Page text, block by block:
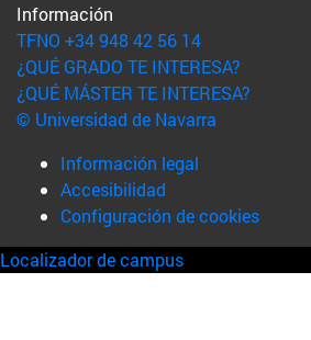
Información
TFNO +34 948 42 56 14
¿QUÉ GRADO TE INTERESA?
¿QUÉ MÁSTER TE INTERESA?
© Universidad de Navarra
Información legal
Accesibilidad
Configuración de cookies
Localizador de campus